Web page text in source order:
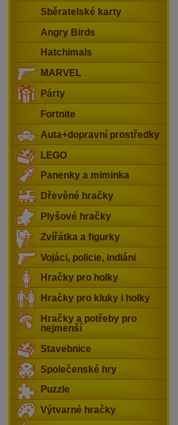
Sběratelské karty
Angry Birds
Hatchimals
MARVEL
Párty
Fortnite
Auta+dopravní prostředky
LEGO
Panenky a miminka
Dřevěné hračky
Plyšové hračky
Zvířátka a figurky
Vojáci, policie, indiáni
Hračky pro holky
Hračky pro kluky i holky
Hračky a potřeby pro
nejmenší
Stavebnice
Společenské hry
Puzzle
Výtvarné hračky